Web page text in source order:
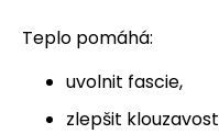
Teplo pomáhá:
uvolnit fascie,
zlepšit